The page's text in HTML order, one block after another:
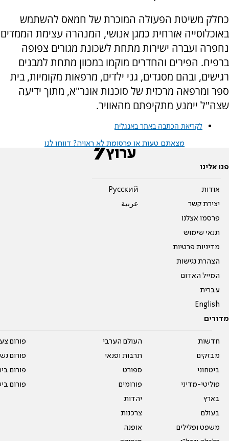
כחלק משיטת הפעולה המוכרת של חמאס להשתמש
באוכלוסייה אזרחית כמגן אנושי, המנהרה עצימת הממדים
נחפרה ועברה ישירות מתחת לשכונת מגורים צפופה
ברפיח. הפירים והחדרים מוקמו במכוון מתחת למבנים
רגישים, ובהם מסגדים, גני ילדים, מרפאות מקומיות, בית
ספר ומרפאה מרכזית של סוכנות אונר"א, מתוך ידיעה
שצה"ל יימנע מתקיפתם מהאוויר.
לקריאת הכתבה באתר באנגלית
מצאתם טעות או פרסומת לא ראויה? דווחו לנו
פנו אלינו
אודות
יצירת קשר
פרסמו אצלנו
תנאי שימוש
מדיניות פרטיות
הצהרת נגישות
המייל האדום
עברית
English
Pусский
عربية
מדורים
חדשות
מבזקים
ביטחוני
פוליטי-מדיני
בארץ
בעולם
משפט ופלילים
העולם הערבי
תרבות ופנאי
ספורט
פורומים
יהדות
צרכנות
אופנה
פורום
פורום
פורום
פורום